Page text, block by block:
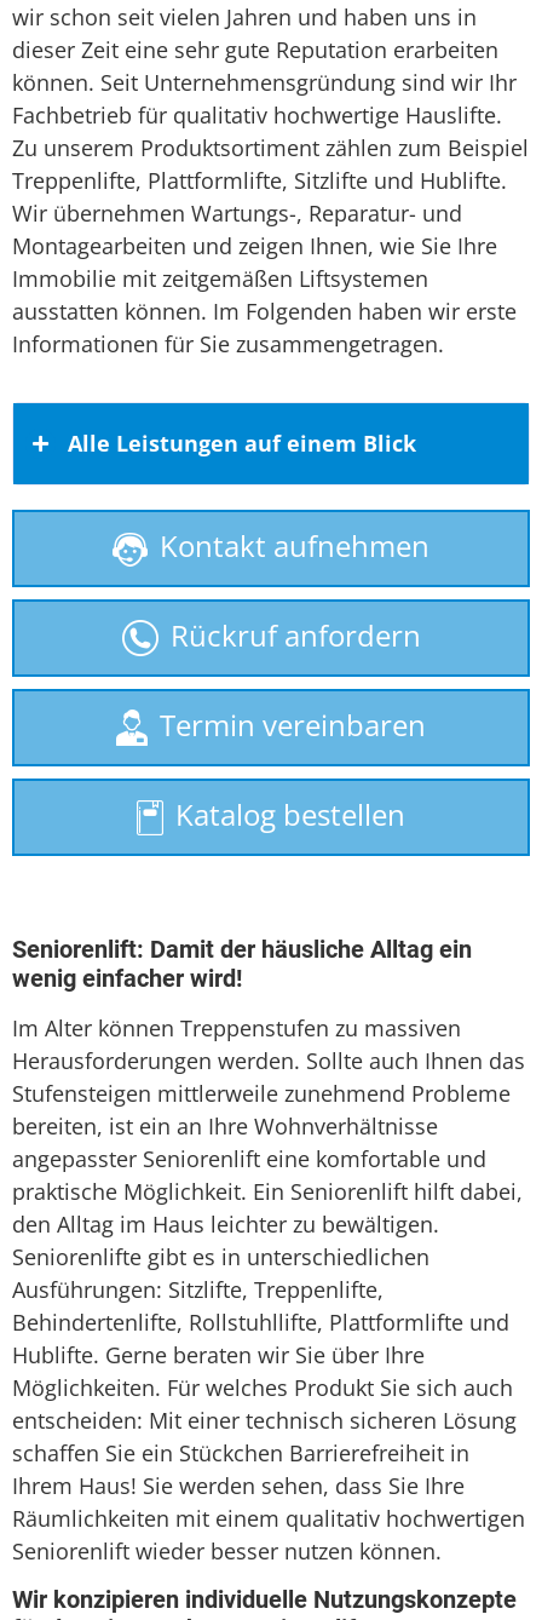
wir schon seit vielen Jahren und haben uns in
dieser Zeit eine sehr gute Reputation erarbeiten
können. Seit Unternehmensgründung sind wir Ihr
Fachbetrieb für qualitativ hochwertige Hauslifte.
Zu unserem Produktsortiment zählen zum Beispiel
Treppenlifte, Plattformlifte, Sitzlifte und Hublifte.
Wir übernehmen Wartungs-, Reparatur- und
Montagearbeiten und zeigen Ihnen, wie Sie Ihre
Immobilie mit zeitgemäßen Liftsystemen
ausstatten können. Im Folgenden haben wir erste
Informationen für Sie zusammengetragen.
Alle Leistungen auf einem Blick
Behindertenlift
gebrauchte Treppenlifte
Homelift
Plattformlift
Rollstuhllift
Treppenaufzug
Treppenlift
Treppenlift mieten
Kontakt aufnehmen
Rückruf anfordern
Termin vereinbaren
Katalog bestellen
Seniorenlift: Damit der häusliche Alltag ein
wenig einfacher wird!
Im Alter können Treppenstufen zu massiven
Herausforderungen werden. Sollte auch Ihnen das
Stufensteigen mittlerweile zunehmend Probleme
bereiten, ist ein an Ihre Wohnverhältnisse
angepasster Seniorenlift eine komfortable und
praktische Möglichkeit. Ein Seniorenlift hilft dabei,
den Alltag im Haus leichter zu bewältigen.
Seniorenlifte gibt es in unterschiedlichen
Ausführungen: Sitzlifte, Treppenlifte,
Behindertenlifte, Rollstuhllifte, Plattformlifte und
Hublifte. Gerne beraten wir Sie über Ihre
Möglichkeiten. Für welches Produkt Sie sich auch
entscheiden: Mit einer technisch sicheren Lösung
schaffen Sie ein Stückchen Barrierefreiheit in
Ihrem Haus! Sie werden sehen, dass Sie Ihre
Räumlichkeiten mit einem qualitativ hochwertigen
Seniorenlift wieder besser nutzen können.
Wir konzipieren individuelle Nutzungskonzepte